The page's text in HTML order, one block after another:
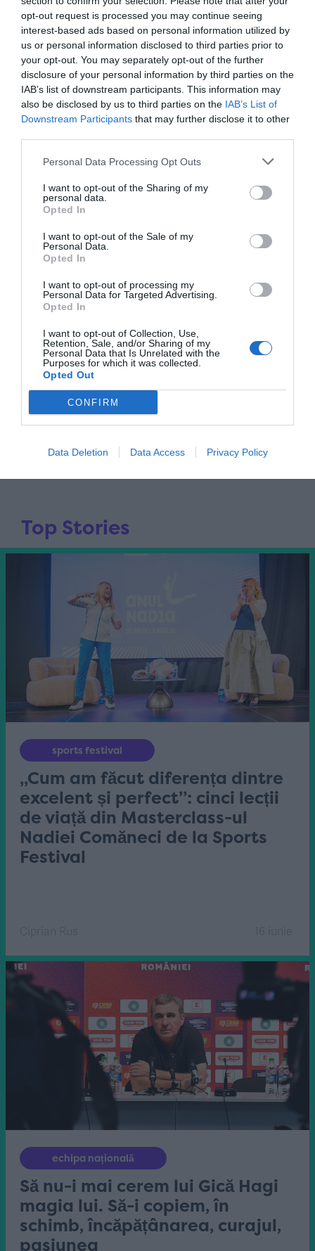
opt-out request is processed you may continue seeing
interest-based ads based on personal information utilized by
us or personal information disclosed to third parties prior to
your opt-out. You may separately opt-out of the further
disclosure of your personal information by third parties on the
IAB’s list of downstream participants. This information may
also be disclosed by us to third parties on the IAB’s List of
Downstream Participants that may further disclose it to other
Personal Data Processing Opt Outs
I want to opt-out of the Sharing of my
personal data.
Opted In
I want to opt-out of the Sale of my
Personal Data.
Opted In
I want to opt-out of processing my
Personal Data for Targeted Advertising.
Opted In
I want to opt-out of Collection, Use,
Retention, Sale, and/or Sharing of my
Personal Data that Is Unrelated with the
Purposes for which it was collected.
Opted Out
CONFIRM
Data Deletion Data Access Privacy Policy
Top Stories
sports festival
„Cum am făcut diferența dintre
excelent și perfect”: cinci lecții
de viață din Masterclass-ul
Nadiei Comăneci de la Sports
Festival
echipa națională
Să nu-i mai cerem lui Gică Hagi
magia lui. Să-i copiem, în
schimb, încăpățânarea, curajul,
pasiunea